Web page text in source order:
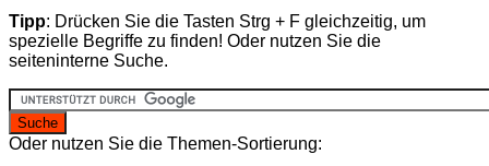
Tipp: Drücken Sie die Tasten Strg + F gleichzeitig, um
spezielle Begriffe zu finden! Oder nutzen Sie die
seiteninterne Suche.
Oder nutzen Sie die Themen-Sortierung: